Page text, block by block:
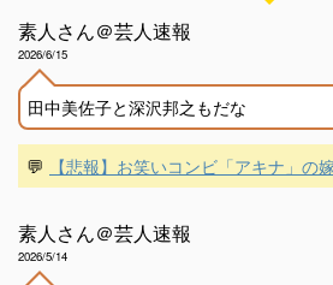
素人さん＠芸人速報
2026/6/15
田中美佐子と深沢邦之もだな
💬 【悲報】お笑いコンビ「アキナ」の
素人さん＠芸人速報
2026/5/14